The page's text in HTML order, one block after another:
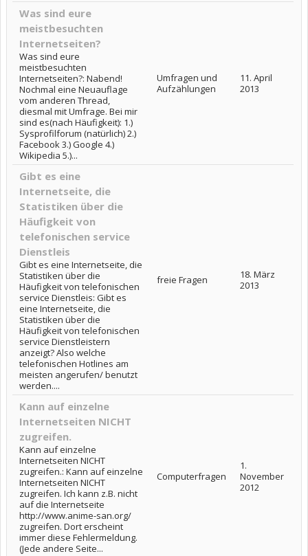
Was sind eure
meistbesuchten
Internetseiten?
Was sind eure
meistbesuchten
Internetseiten?: Nabend!
Nochmal eine Neuauflage
vom anderen Thread,
diesmal mit Umfrage. Bei mir
sind es(nach Häufigkeit): 1.)
Sysprofilforum (natürlich) 2.)
Facebook 3.) Google 4.)
Wikipedia 5.)...
Umfragen und
Aufzählungen
11. April
2013
Gibt es eine
Internetseite, die
Statistiken über die
Häufigkeit von
telefonischen service
Dienstleis
Gibt es eine Internetseite, die
Statistiken über die
Häufigkeit von telefonischen
service Dienstleis: Gibt es
eine Internetseite, die
Statistiken über die
Häufigkeit von telefonischen
service Dienstleistern
anzeigt? Also welche
telefonischen Hotlines am
meisten angerufen/ benutzt
werden....
freie Fragen
18. März
2013
Kann auf einzelne
Internetseiten NICHT
zugreifen.
Kann auf einzelne
Internetseiten NICHT
zugreifen.: Kann auf einzelne
Internetseiten NICHT
zugreifen. Ich kann z.B. nicht
auf die Internetseite
http://www.anime-san.org/
zugreifen. Dort erscheint
immer diese Fehlermeldung.
(Jede andere Seite...
Computerfragen
1.
November
2012